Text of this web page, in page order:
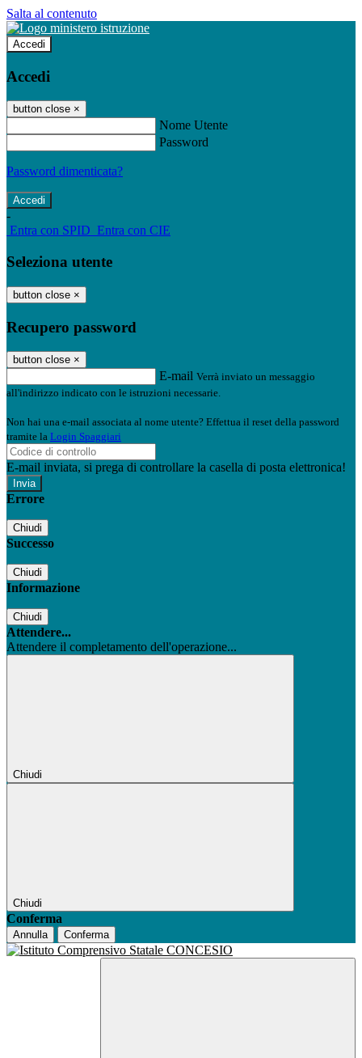
Salta al contenuto
Accedi
Accedi
button close ×
Nome Utente
Password
Password dimenticata?
-
Entra con SPID Entra con CIE
Seleziona utente
button close ×
Recupero password
button close ×
E-mail Verrà inviato un messaggio
all'indirizzo indicato con le istruzioni necessarie.
Non hai una e-mail associata al nome utente? Effettua il reset della password
tramite la Login Spaggiari
E-mail inviata, si prega di controllare la casella di posta elettronica!
Errore
Chiudi
Successo
Chiudi
Informazione
Chiudi
Attendere...
Attendere il completamento dell'operazione...
Chiudi
Chiudi
Conferma
Annulla Conferma